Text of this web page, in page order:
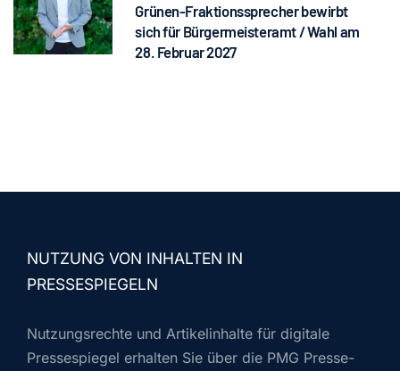
Grünen-Fraktionssprecher bewirbt
sich für Bürgermeisteramt / Wahl am
28. Februar 2027
NUTZUNG VON INHALTEN IN
PRESSESPIEGELN
Nutzungsrechte und Artikelinhalte für digitale
Pressespiegel erhalten Sie über die PMG Presse-